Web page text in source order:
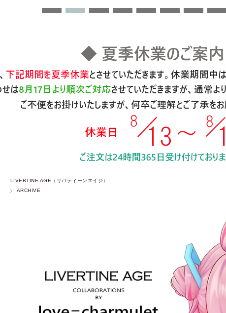
LIVERTINE AGE（リバティーンエイジ）
ARCHIVE